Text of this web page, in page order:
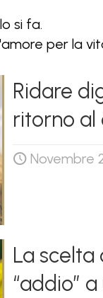
si fa.
per la
Ridare
ritorno al
Novembre
La
“addio”